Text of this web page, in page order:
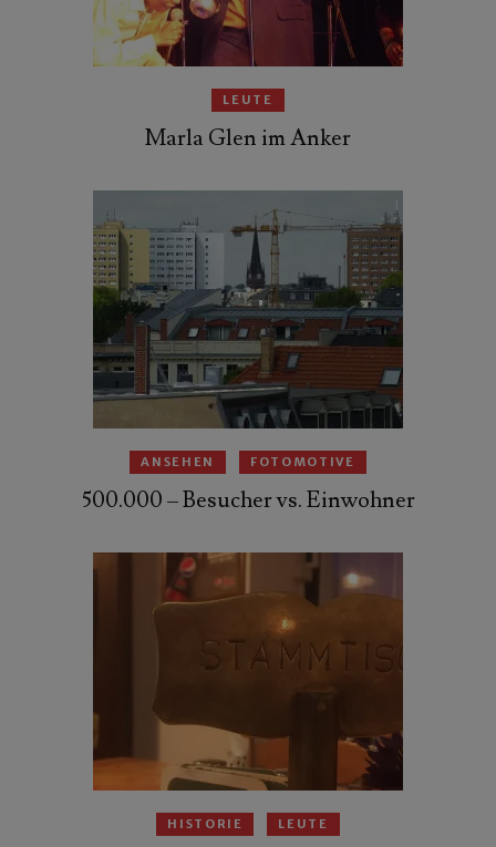
LEUTE
Marla Glen im Anker
ANSEHEN FOTOMOTIVE
500.000 – Besucher vs. Einwohner
HISTORIE LEUTE